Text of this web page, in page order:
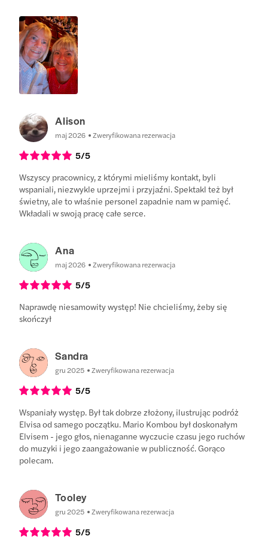
Alison
maj 2026 Zweryfikowana rezerwacja
5/5
Wszyscy pracownicy, z którymi mieliśmy kontakt, byli
wspaniali, niezwykle uprzejmi i przyjaźni. Spektakl też był
świetny, ale to właśnie personel zapadnie nam w pamięć.
Wkładali w swoją pracę całe serce.
Ana
maj 2026 Zweryfikowana rezerwacja
5/5
Naprawdę niesamowity występ! Nie chcieliśmy, żeby się
skończył
Sandra
gru 2025 Zweryfikowana rezerwacja
5/5
Wspaniały występ. Był tak dobrze złożony, ilustrując podróż
Elvisa od samego początku. Mario Kombou był doskonałym
Elvisem - jego głos, nienaganne wyczucie czasu jego ruchów
do muzyki i jego zaangażowanie w publiczność. Gorąco
polecam.
Tooley
gru 2025 Zweryfikowana rezerwacja
5/5